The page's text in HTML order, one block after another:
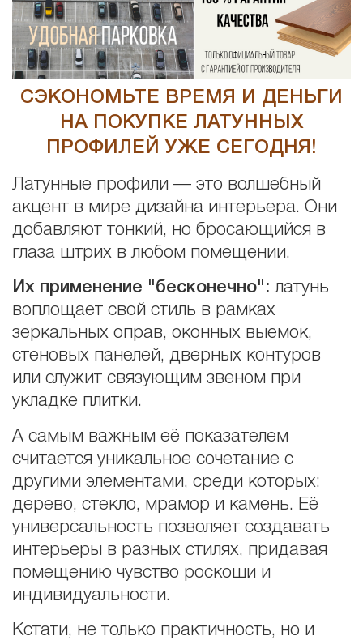
СЭКОНОМЬТЕ ВРЕМЯ И ДЕНЬГИ
НА ПОКУПКЕ ЛАТУННЫХ
ПРОФИЛЕЙ УЖЕ СЕГОДНЯ!
Латунные профили — это волшебный
акцент в мире дизайна интерьера. Они
добавляют тонкий, но бросающийся в
глаза штрих в любом помещении.
Их применение "бесконечно": латунь
воплощает свой стиль в рамках
зеркальных оправ, оконных выемок,
стеновых панелей, дверных контуров
или служит связующим звеном при
укладке плитки.
А самым важным её показателем
считается уникальное сочетание с
другими элементами, среди которых:
дерево, стекло, мрамор и камень. Её
универсальность позволяет создавать
интерьеры в разных стилях, придавая
помещению чувство роскоши и
индивидуальности.
Кстати, не только практичность, но и